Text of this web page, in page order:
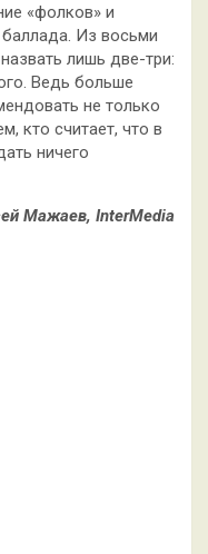
«фолков» и
Из восьми
лишь две-три:
Ведь больше
не только
кто считает, что в
ничего
Мажаев, InterMedia